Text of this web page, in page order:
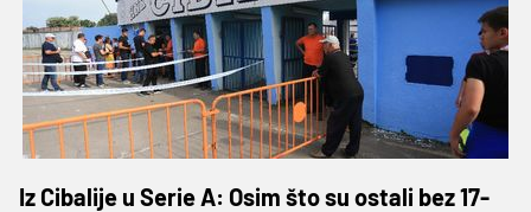
Iz Cibalije u Serie A: Osim što su ostali bez 17-